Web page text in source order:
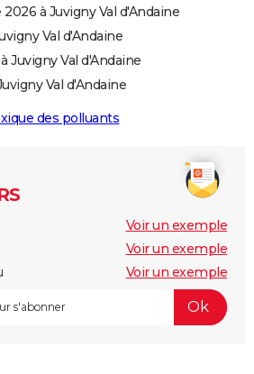
à Juvigny Val d'Andaine
Val d'Andaine
Juvigny Val d'Andaine
Val d'Andaine
des polluants
Voir un exemple
Voir un exemple
Voir un exemple